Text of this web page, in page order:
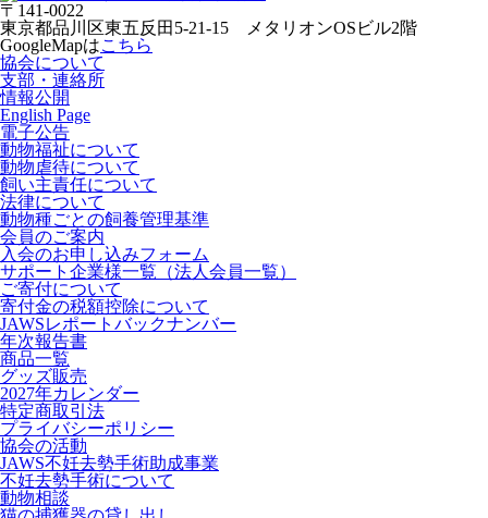
〒141-0022
東京都品川区東五反田5-21-15 メタリオンOSビル2階
GoogleMapはこちら
協会について
支部・連絡所
情報公開
English Page
電子公告
動物福祉について
動物虐待について
飼い主責任について
法律について
動物種ごとの飼養管理基準
会員のご案内
入会のお申し込みフォーム
サポート企業様一覧（法人会員一覧）
ご寄付について
寄付金の税額控除について
JAWSレポートバックナンバー
年次報告書
商品一覧
グッズ販売
2027年カレンダー
特定商取引法
プライバシーポリシー
協会の活動
JAWS不妊去勢手術助成事業
不妊去勢手術について
動物相談